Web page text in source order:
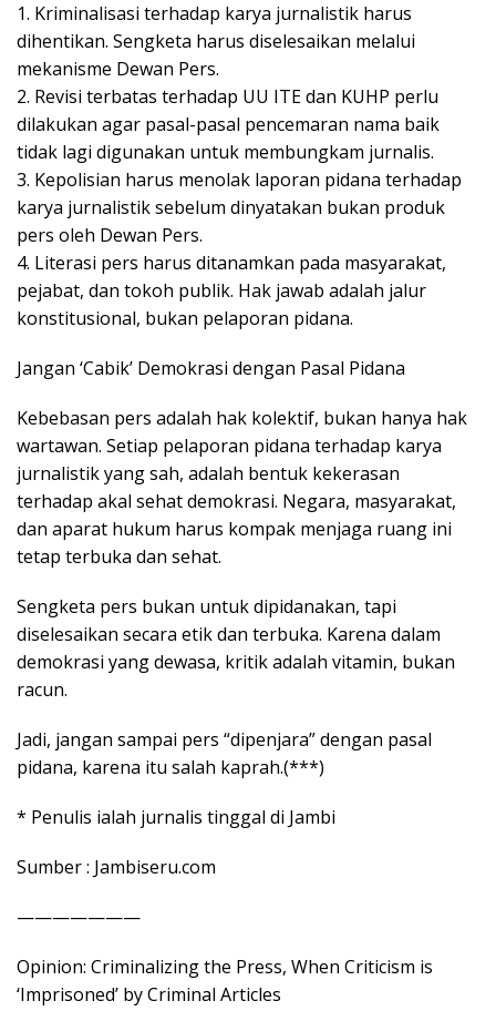
1. Kriminalisasi terhadap karya jurnalistik harus
dihentikan. Sengketa harus diselesaikan melalui
mekanisme Dewan Pers.
2. Revisi terbatas terhadap UU ITE dan KUHP perlu
dilakukan agar pasal-pasal pencemaran nama baik
tidak lagi digunakan untuk membungkam jurnalis.
3. Kepolisian harus menolak laporan pidana terhadap
karya jurnalistik sebelum dinyatakan bukan produk
pers oleh Dewan Pers.
4. Literasi pers harus ditanamkan pada masyarakat,
pejabat, dan tokoh publik. Hak jawab adalah jalur
konstitusional, bukan pelaporan pidana.
Jangan ‘Cabik’ Demokrasi dengan Pasal Pidana
Kebebasan pers adalah hak kolektif, bukan hanya hak
wartawan. Setiap pelaporan pidana terhadap karya
jurnalistik yang sah, adalah bentuk kekerasan
terhadap akal sehat demokrasi. Negara, masyarakat,
dan aparat hukum harus kompak menjaga ruang ini
tetap terbuka dan sehat.
Sengketa pers bukan untuk dipidanakan, tapi
diselesaikan secara etik dan terbuka. Karena dalam
demokrasi yang dewasa, kritik adalah vitamin, bukan
racun.
Jadi, jangan sampai pers “dipenjara” dengan pasal
pidana, karena itu salah kaprah.(***)
* Penulis ialah jurnalis tinggal di Jambi
Sumber : Jambiseru.com
———————
Opinion: Criminalizing the Press, When Criticism is
‘Imprisoned’ by Criminal Articles